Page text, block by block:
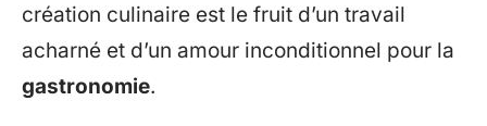
création culinaire est le fruit d’un travail
acharné et d’un amour inconditionnel pour la
gastronomie.